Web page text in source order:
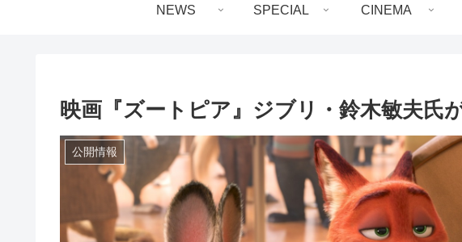
NEWS SPECIAL CINEMA
映画『ズートピア』ジブリ・鈴木敏夫氏
公開情報